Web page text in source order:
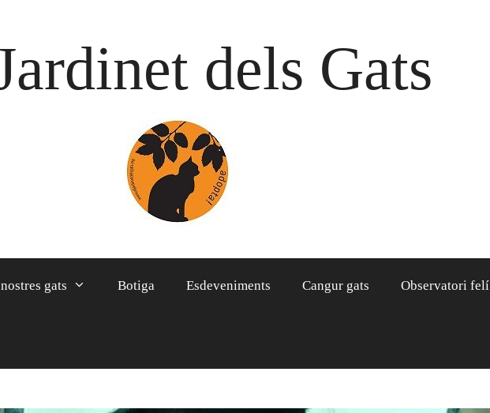
dels Gats
gats Botiga Esdeveniments Cangur gats Observatori felí